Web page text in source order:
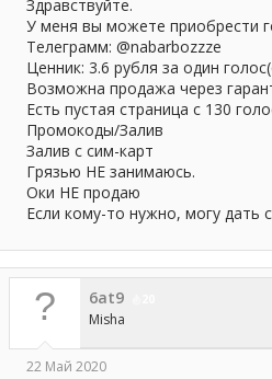
Здравствуйте.
У меня вы можете приобрести
Телеграмм: @nabarbozzze
Ценник: 3.6 рубля за один
Возможна продажа через
Есть пустая страница с 130
Промокоды/Залив
Залив с сим-карт
Грязью НЕ занимаюсь.
Оки НЕ продаю
Если кому-то нужно, могу дать
6at9
Misha
22 Май 2020